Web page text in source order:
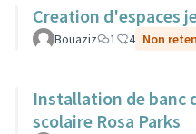
Creation d'espaces
Bouaziz 1 4 Non
Installation de banc
scolaire Rosa Parks